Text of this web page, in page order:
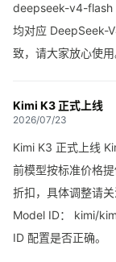
deepseek-v4-flash
均对应 DeepSeek-
致，请大家放心使
Kimi K3 正式上线
2026/07/23
Kimi K3 正式上线
前模型按标准价格
折扣，具体调整请
Model ID： kimi/
ID 配置是否正确。